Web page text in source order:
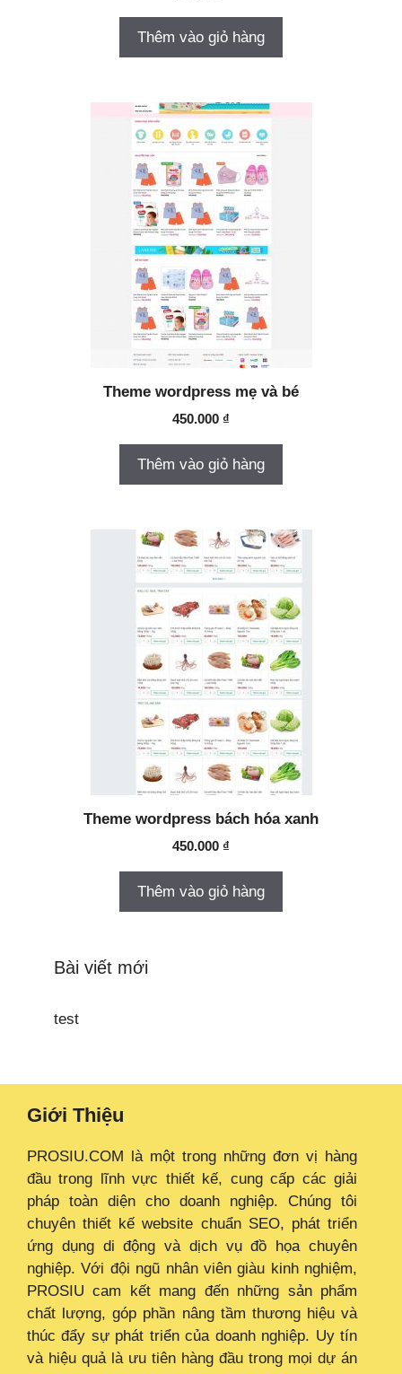
Thêm vào giỏ hàng
Theme wordpress mẹ và bé
450.000 ₫
Thêm vào giỏ hàng
Theme wordpress bách hóa xanh
450.000 ₫
Thêm vào giỏ hàng
Bài viết mới
test
Giới Thiệu
PROSIU.COM là một trong những đơn vị hàng
đầu trong lĩnh vực thiết kế, cung cấp các giải
pháp toàn diện cho doanh nghiệp. Chúng tôi
chuyên thiết kế website chuẩn SEO, phát triển
ứng dụng di động và dịch vụ đồ họa chuyên
nghiệp. Với đội ngũ nhân viên giàu kinh nghiệm,
PROSIU cam kết mang đến những sản phẩm
chất lượng, góp phần nâng tầm thương hiệu và
thúc đẩy sự phát triển của doanh nghiệp. Uy tín
và hiệu quả là ưu tiên hàng đầu trong mọi dự án